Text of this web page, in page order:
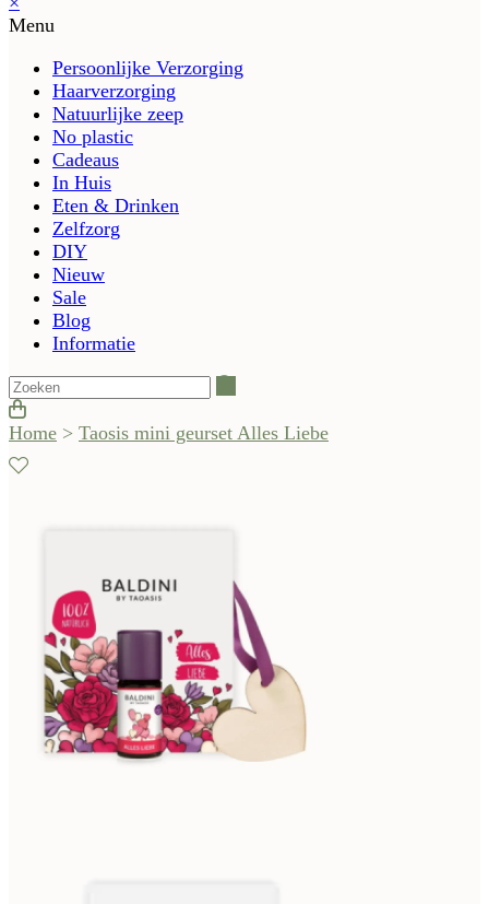
Menu
Persoonlijke Verzorging
Haarverzorging
Natuurlijke zeep
No plastic
Cadeaus
In Huis
Eten & Drinken
Zelfzorg
DIY
Nieuw
Sale
Blog
Informatie
Home > Taosis mini geurset Alles Liebe